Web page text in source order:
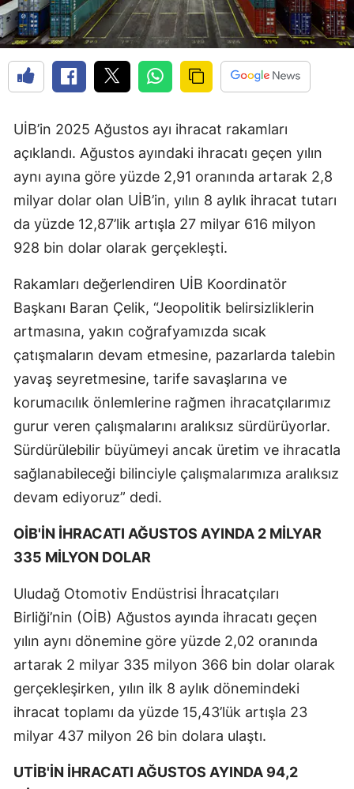
UİB’in 2025 Ağustos ayı ihracat rakamları
açıklandı. Ağustos ayındaki ihracatı geçen yılın
aynı ayına göre yüzde 2,91 oranında artarak 2,8
milyar dolar olan UİB’in, yılın 8 aylık ihracat tutarı
da yüzde 12,87’lik artışla 27 milyar 616 milyon
928 bin dolar olarak gerçekleşti.
Rakamları değerlendiren UİB Koordinatör
Başkanı Baran Çelik, “Jeopolitik belirsizliklerin
artmasına, yakın coğrafyamızda sıcak
çatışmaların devam etmesine, pazarlarda talebin
yavaş seyretmesine, tarife savaşlarına ve
korumacılık önlemlerine rağmen ihracatçılarımız
gurur veren çalışmalarını aralıksız sürdürüyorlar.
Sürdürülebilir büyümeyi ancak üretim ve ihracatla
sağlanabileceği bilinciyle çalışmalarımıza aralıksız
devam ediyoruz” dedi.
OİB'İN İHRACATI AĞUSTOS AYINDA 2 MİLYAR
335 MİLYON DOLAR
Uludağ Otomotiv Endüstrisi İhracatçıları
Birliği’nin (OİB) Ağustos ayında ihracatı geçen
yılın aynı dönemine göre yüzde 2,02 oranında
artarak 2 milyar 335 milyon 366 bin dolar olarak
gerçekleşirken, yılın ilk 8 aylık dönemindeki
ihracat toplamı da yüzde 15,43’lük artışla 23
milyar 437 milyon 26 bin dolara ulaştı.
UTİB'İN İHRACATI AĞUSTOS AYINDA 94,2